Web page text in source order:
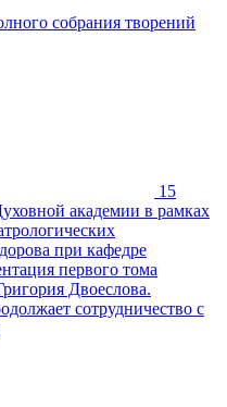
собрания творений
15
академии в рамках
при кафедре
первого тома
Двоеслова.
сотрудничество с